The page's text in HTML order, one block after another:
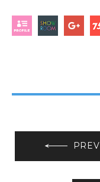
PREV